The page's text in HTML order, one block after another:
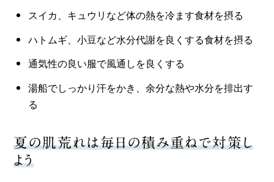
スイカ、キュウリなど体の熱を冷ます食材を摂る
ハトムギ、小豆など水分代謝を良くする食材を摂る
通気性の良い服で風通しを良くする
湯船でしっかり汗をかき、余分な熱や水分を排出す
る
夏の肌荒れは毎日の積み重ねで対策し
よう